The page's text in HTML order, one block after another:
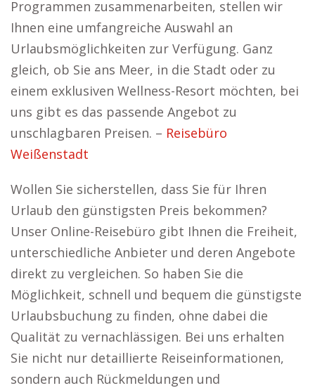
Programmen zusammenarbeiten, stellen wir
Ihnen eine umfangreiche Auswahl an
Urlaubsmöglichkeiten zur Verfügung. Ganz
gleich, ob Sie ans Meer, in die Stadt oder zu
einem exklusiven Wellness-Resort möchten, bei
uns gibt es das passende Angebot zu
unschlagbaren Preisen. – Reisebüro
Weißenstadt
Wollen Sie sicherstellen, dass Sie für Ihren
Urlaub den günstigsten Preis bekommen?
Unser Online-Reisebüro gibt Ihnen die Freiheit,
unterschiedliche Anbieter und deren Angebote
direkt zu vergleichen. So haben Sie die
Möglichkeit, schnell und bequem die günstigste
Urlaubsbuchung zu finden, ohne dabei die
Qualität zu vernachlässigen. Bei uns erhalten
Sie nicht nur detaillierte Reiseinformationen,
sondern auch Rückmeldungen und